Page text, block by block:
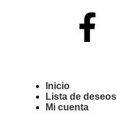
Inicio
Lista de deseos
Mi cuenta